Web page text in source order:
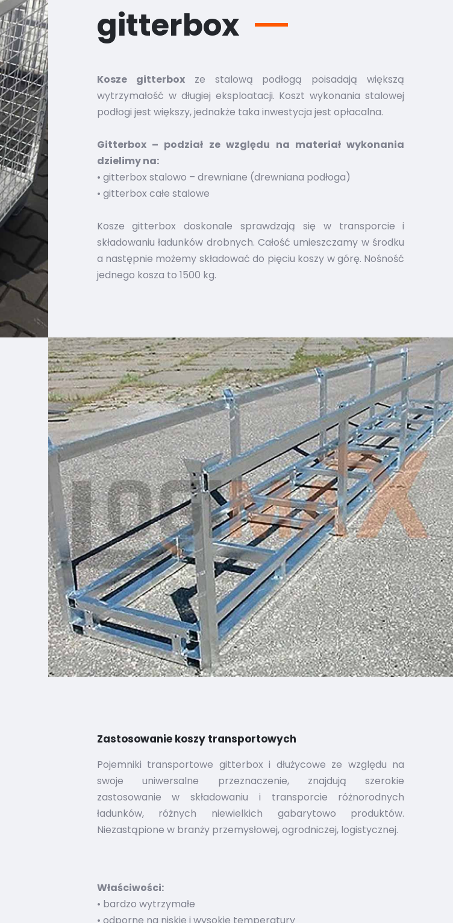
gitterbox
Kosze gitterboxze stalową podłogą poisadają większą
wytrzymałość w długiej eksploatacji. Koszt wykonania stalowej
podłogi jest większy, jednakże taka inwestycja jest opłacalna.
Gitterbox – podział ze względu na materiał wykonania
dzielimy na:
• gitterbox stalowo – drewniane (drewniana podłoga)
• gitterbox całe stalowe
Kosze gitterbox doskonale sprawdzają się w transporcie i
składowaniu ładunków drobnych. Całość umieszczamy w środku
a następnie możemy składować do pięciu koszy w górę. Nośność
jednego kosza to 1500 kg.
Zastosowanie koszy transportowych
Pojemniki transportowe gitterbox i dłużycowe ze względu na
swoje uniwersalne przeznaczenie, znajdują szerokie
zastosowanie w składowaniu i transporcie różnorodnych
ładunków, różnych niewielkich gabarytowo produktów.
Niezastąpione w branży przemysłowej, ogrodniczej, logistycznej.
Właściwości:
• bardzo wytrzymałe